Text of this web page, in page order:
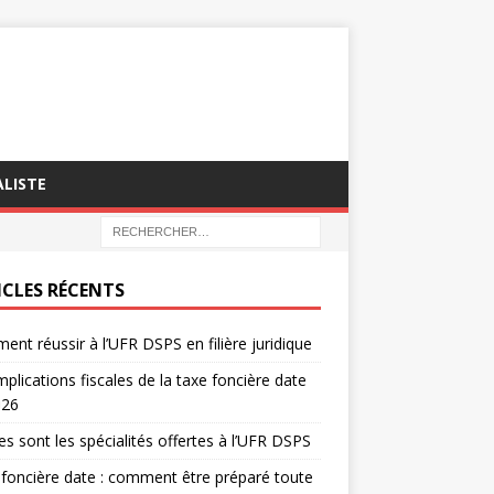
RÉCENTS
réussir à l’UFR DSPS en filière juridique
fiscales de la taxe foncière date
sont les spécialités offertes à l’UFR DSPS
date : comment être préparé toute